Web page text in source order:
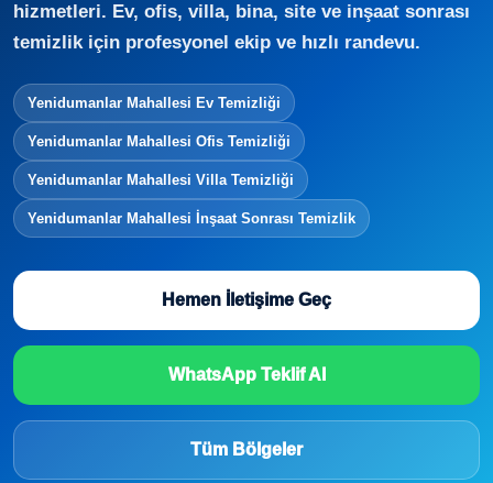
hizmetleri. Ev, ofis, villa, bina, site ve inşaat sonrası
temizlik için profesyonel ekip ve hızlı randevu.
Yenidumanlar Mahallesi Ev Temizliği
Yenidumanlar Mahallesi Ofis Temizliği
Yenidumanlar Mahallesi Villa Temizliği
Yenidumanlar Mahallesi İnşaat Sonrası Temizlik
Hemen İletişime Geç
WhatsApp Teklif Al
Tüm Bölgeler